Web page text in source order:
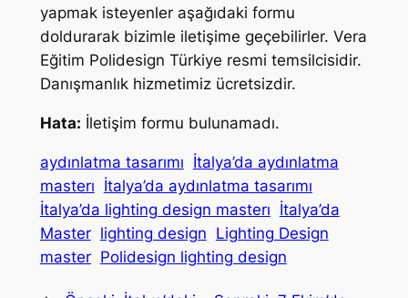
yapmak isteyenler aşağıdaki formu
doldurarak bizimle iletişime geçebilirler. Vera
Eğitim Polidesign Türkiye resmi temsilcisidir.
Danışmanlık hizmetimiz ücretsizdir.
Hata: İletişim formu bulunamadı.
aydınlatma tasarımı İtalya’da aydınlatma
masterı İtalya’da aydınlatma tasarımı
İtalya’da lighting design masterı İtalya’da
Master lighting design Lighting Design
master Polidesign lighting design